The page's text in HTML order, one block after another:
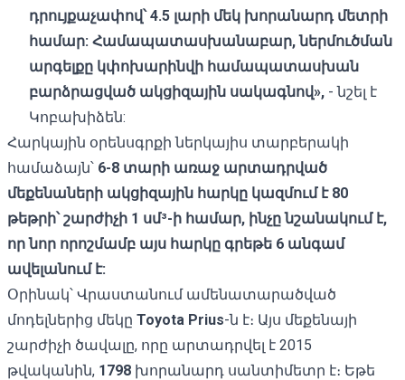
դրույքաչափով՝ 4.5 լարի մեկ խորանարդ մետրի
համար: Համապատասխանաբար, ներմուծման
արգելքը կփոխարինվի համապատասխան
բարձրացված ակցիզային սակագնով», - նշել է
Կոբախիձեն:
Հարկային օրենսգրքի ներկայիս տարբերակի
համաձայն՝ 6-8 տարի առաջ արտադրված
մեքենաների ակցիզային հարկը կազմում է 80
թեթրի՝ շարժիչի 1 սմ³-ի համար, ինչը նշանակում է,
որ նոր որոշմամբ այս հարկը գրեթե 6 անգամ
ավելանում է:
Օրինակ՝ Վրաստանում ամենատարածված
մոդելներից մեկը Toyota Prius-ն է։ Այս մեքենայի
շարժիչի ծավալը, որը արտադրվել է 2015
թվականին, 1798 խորանարդ սանտիմետր է։ Եթե